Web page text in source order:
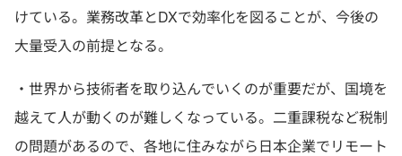
けている。業務改革とDXで効率化を図ることが、今後の
大量受入の前提となる。
・世界から技術者を取り込んでいくのが重要だが、国境を
越えて人が動くのが難しくなっている。二重課税など税制
の問題があるので、各地に住みながら日本企業でリモート